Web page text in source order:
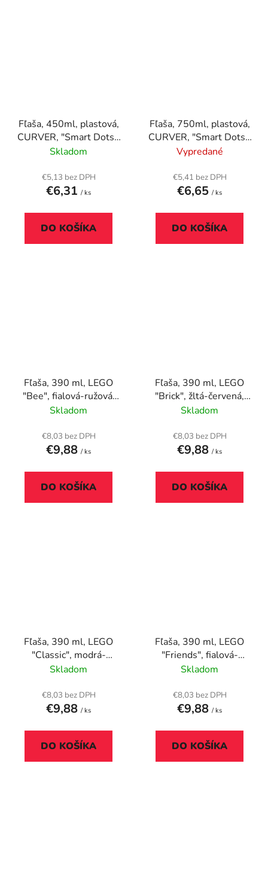
Fľaša, 450ml, plastová,
CURVER, "Smart Dots",
zelená
Skladom
€5,13 bez DPH
€6,31 / ks
DO KOŠÍKA
Fľaša, 750ml, plastová,
CURVER, "Smart Dots",
zelená
Vypredané
€5,41 bez DPH
€6,65 / ks
DO KOŠÍKA
Fľaša, 390 ml, LEGO
"Bee", fialová-ružová,
vzorovaná
Skladom
€8,03 bez DPH
€9,88 / ks
DO KOŠÍKA
Fľaša, 390 ml, LEGO
"Brick", žltá-červená,
vzorovaná
Skladom
€8,03 bez DPH
€9,88 / ks
DO KOŠÍKA
Fľaša, 390 ml, LEGO
"Classic", modrá-
červená, vzorovaná
Skladom
€8,03 bez DPH
€9,88 / ks
DO KOŠÍKA
Fľaša, 390 ml, LEGO
"Friends", fialová-
ružová, vzorovaná
Skladom
€8,03 bez DPH
€9,88 / ks
DO KOŠÍKA